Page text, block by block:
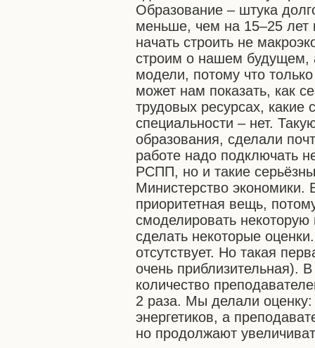
Образование – штука
меньше, чем на 15–25 лет
начать строить не
строим о нашем будущем,
модели, потому что
может нам показать, как
трудовых ресурсах, какие
специальности – нет.
образования, сделали
работе надо подключать
РСПП, но и такие
Министерство экономики.
приоритетная вещь,
смоделировать
сделать некоторые
отсутствует. Но такая
очень приблизительная).
количество
2 раза. Мы делали
энергетиков, а
но продолжают